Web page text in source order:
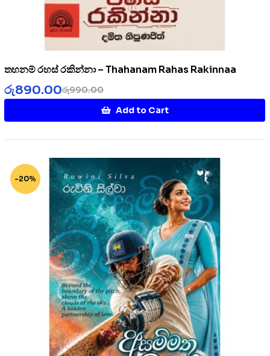
තහනම් රහස් රකින්නා – Thahanam Rahas Rakinnaa
රු990.00
රු890.00
Add to Cart
-20%